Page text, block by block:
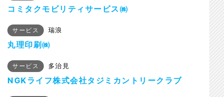
コミタクモビリティサービス㈱
サービス 瑞浪
丸理印刷㈱
サービス 多治見
NGKライフ株式会社タジミカントリークラブ